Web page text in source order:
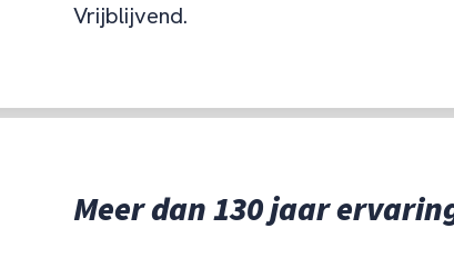
Vrijblijvend.
Meer dan 130 jaar